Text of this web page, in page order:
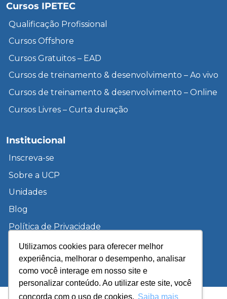
Utilizamos cookies para oferecer melhor
experiência, melhorar o desempenho, analisar
como você interage em nosso site e
personalizar conteúdo. Ao utilizar este site, você
concorda com o uso de cookies. Saiba mais
Cursos IPETEC
Qualificação Profissional
Cursos Offshore
Cursos Gratuitos – EAD
Cursos de treinamento & desenvolvimento – Ao vivo
Cursos de treinamento & desenvolvimento – Online
Cursos Livres – Curta duração
Institucional
Inscreva-se
Sobre a UCP
Unidades
Blog
Política de Privacidade
© 2026 – IPETEC – Todos os direitos reservados. Site
desenvolvido porNavegue FelizeSmart Métrica